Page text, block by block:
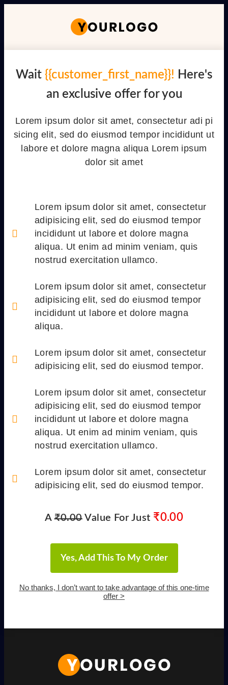
Wait {{customer_first_name}}! Here's
an exclusive offer for you
Lorem ipsum dolor sit amet, consectetur adi pi
sicing elit, sed do eiusmod tempor incididunt ut
labore et dolore magna aliqua Lorem ipsum
dolor sit amet
Lorem ipsum dolor sit amet, consectetur
adipisicing elit, sed do eiusmod tempor
incididunt ut labore et dolore magna
aliqua. Ut enim ad minim veniam, quis
nostrud exercitation ullamco.
Lorem ipsum dolor sit amet, consectetur
adipisicing elit, sed do eiusmod tempor
incididunt ut labore et dolore magna
aliqua.
Lorem ipsum dolor sit amet, consectetur
adipisicing elit, sed do eiusmod tempor.
Lorem ipsum dolor sit amet, consectetur
adipisicing elit, sed do eiusmod tempor
incididunt ut labore et dolore magna
aliqua. Ut enim ad minim veniam, quis
nostrud exercitation ullamco.
Lorem ipsum dolor sit amet, consectetur
adipisicing elit, sed do eiusmod tempor.
A₹0.00Value For Just ₹0.00
Yes, Add This To My Order
No thanks, I don’t want to take advantage of this one-time
offer >